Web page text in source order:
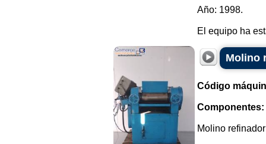
Año: 1998.
El equipo ha
Molino
Código
Componentes:
Molino